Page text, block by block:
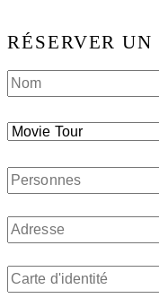
RÉSERVER UN